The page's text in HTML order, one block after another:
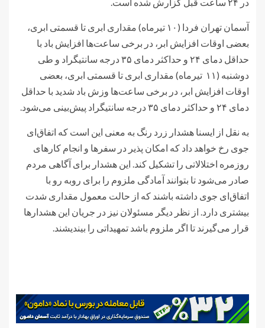
آسمان تهران فردا (۱۰ تیرماه) مقداری ابری تا قسمتی ابری،
بعضی اوقات افزایش ابر، در برخی ساعت‌ها افزایش باد با
حداقل دمای ۲۴ و حداکثر دمای ۳۵ درجه سانتیگراد و طی
دوشنبه (۱۱ تیرماه) مقداری ابری تا قسمتی ابری، بعضی
اوقات افزایش ابر، در برخی ساعت‌ها وزش باد شدید با حداقل
دمای ۲۴ و حداکثر دمای ۳۵ درجه سانتیگراد پیش‌بینی می‌شود.
به نقل از ایسنا هشدار زرد رنگ به معنی این است که اتفاق‌ای
جوی رخ خواهد داد که امکان پذیر در سفرها و انجام کارهای
روزمره اختلالاتی را تشکیل کند. این هشدار برای آگاهی مردم
صادر می‌شود تا بتوانند آمادگی ملزوم را برای روبه رو با
اتفاق‌ای جوی داشته باشند که از حالت معمول مقداری شدت
بیشتری دارد. از نظر دیگر مسئولان نیز در جریان این هشدارها
قرار می‌گیرند تا اگر ملزوم باشد تمهیداتی را بیندیشند.